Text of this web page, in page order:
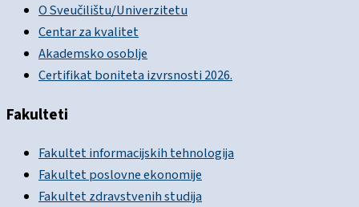
O Sveučilištu/Univerzitetu
Centar za kvalitet
Akademsko osoblje
Certifikat boniteta izvrsnosti 2026.
Fakulteti
Fakultet informacijskih tehnologija
Fakultet poslovne ekonomije
Fakultet zdravstvenih studija